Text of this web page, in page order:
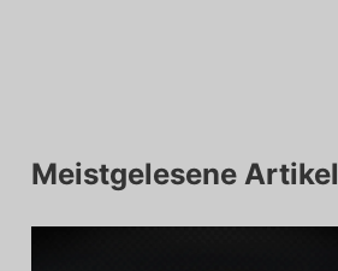
Meistgelesene Artikel